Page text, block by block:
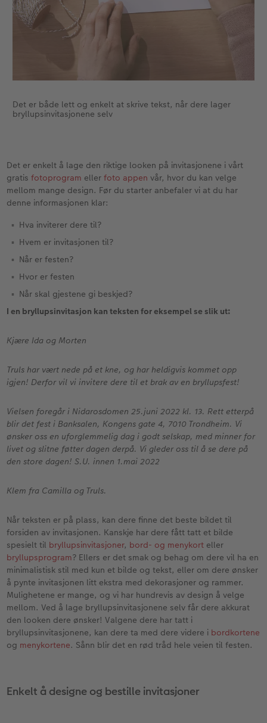
Det er både lett og enkelt at skrive tekst, når dere lager
bryllupsinvitasjonene selv
Det er enkelt å lage den riktige looken på invitasjonene i vårt
gratisfotoprogram ellerfoto appen vår, hvor du kan velge
mellom mange design. Før du starter anbefaler vi at du har
denne informasjonen klar:
Hva inviterer dere til?
Hvem er invitasjonen til?
Når er festen?
Hvor er festen
Når skal gjestene gi beskjed?
I en bryllupsinvitasjon kan teksten for eksempel se slik ut:
Kjære Ida og Morten
Truls har vært nede på et kne, og har heldigvis kommet opp
igjen! Derfor vil vi invitere dere til et brak av en bryllupsfest!
Vielsen foregår i Nidarosdomen 25.juni 2022 kl. 13. Rett etterpå
blir det fest i Banksalen, Kongens gate 4, 7010 Trondheim. Vi
ønsker oss en uforglemmelig dag i godt selskap, med minner for
livet og slitne føtter dagen derpå. Vi gleder oss til å se dere på
den store dagen! S.U. innen 1.mai 2022
Klem fra Camilla og Truls.
Når teksten er på plass, kan dere finne det beste bildet til
forsiden av invitasjonen. Kanskje har dere fått tatt et bilde
spesielt til bryllupsinvitasjoner, bord- og menykort eller
bryllupsprogram? Ellers er det smak og behag om dere vil ha en
minimalistisk stil med kun et bilde og tekst, eller om dere ønsker
å pynte invitasjonen litt ekstra med dekorasjoner og rammer.
Mulighetene er mange, og vi har hundrevis av design å velge
mellom. Ved å lage bryllupsinvitasjonene selv får dere akkurat
den looken dere ønsker! Valgene dere har tatt i
bryllupsinvitasjonene, kan dere ta med dere videre i bordkortene
og menykortene. Sånn blir det en rød tråd hele veien til festen.
Enkelt å designe og bestille invitasjoner